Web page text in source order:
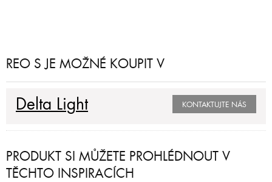
REO S JE MOŽNÉ KOUPIT V
Delta Light KONTAKTUJTE NÁS
PRODUKT SI MŮŽETE PROHLÉDNOUT V
TĚCHTO INSPIRACÍCH